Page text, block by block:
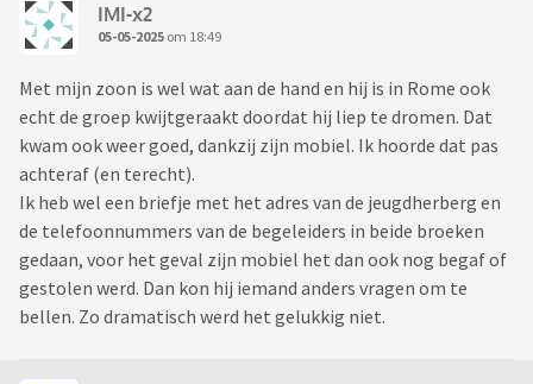
IMI-x2
05-05-2025 om 18:49
Met mijn zoon is wel wat aan de hand en hij is in Rome ook
echt de groep kwijtgeraakt doordat hij liep te dromen. Dat
kwam ook weer goed, dankzij zijn mobiel. Ik hoorde dat pas
achteraf (en terecht).
Ik heb wel een briefje met het adres van de jeugdherberg en
de telefoonnummers van de begeleiders in beide broeken
gedaan, voor het geval zijn mobiel het dan ook nog begaf of
gestolen werd. Dan kon hij iemand anders vragen om te
bellen. Zo dramatisch werd het gelukkig niet.